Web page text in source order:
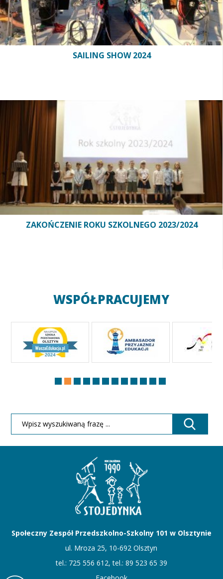
SAILING SHOW 2024
ZAKOŃCZENIE ROKU SZKOLNEGO 2023/2024
WSPÓŁPRACUJEMY
Społeczny Zespół Przedszkolno-Szkolny 101 w Olsztynie
ul. Mroza 25, 10-692 Olsztyn
tel.: 725 556 612, tel.: 89 523 65 39